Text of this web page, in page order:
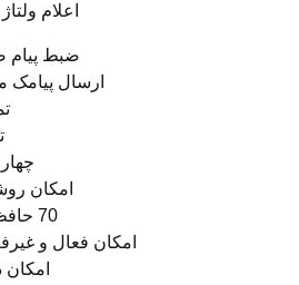
اعلام
ضبط پیام
ارسال پیامک
امکان
70 حافظه تلفن و 2 پیام پیام قابل ضبط
امکان فعال و